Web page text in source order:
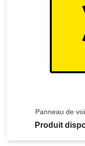
Panneau de
Produit